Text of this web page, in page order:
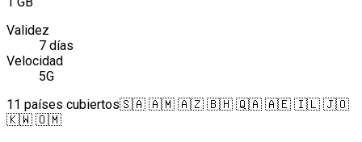
Validez
7 días
Velocidad
5G
11 países cubiertos🇸🇦 🇦🇲 🇦🇿 🇧🇭 🇶🇦 🇦🇪 🇮🇱 🇯🇴
🇰🇼 🇴🇲